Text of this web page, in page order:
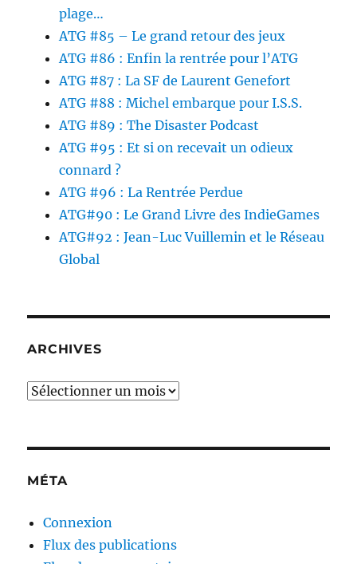
plage…
ATG #85 – Le grand retour des jeux
ATG #86 : Enfin la rentrée pour l’ATG
ATG #87 : La SF de Laurent Genefort
ATG #88 : Michel embarque pour I.S.S.
ATG #89 : The Disaster Podcast
ATG #95 : Et si on recevait un odieux
connard ?
ATG #96 : La Rentrée Perdue
ATG#90 : Le Grand Livre des IndieGames
ATG#92 : Jean-Luc Vuillemin et le Réseau
Global
ARCHIVES
Archives
MÉTA
Connexion
Flux des publications